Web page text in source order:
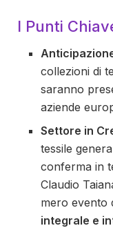
I Punti
collezioni di
saranno
aziende
Settore in
tessile
conferma in
Claudio
mero evento
integrale e